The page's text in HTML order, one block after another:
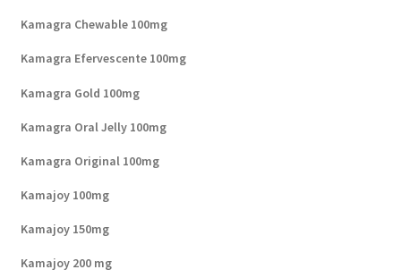
Kamagra Chewable 100mg
Kamagra Efervescente 100mg
Kamagra Gold 100mg
Kamagra Oral Jelly 100mg
Kamagra Original 100mg
Kamajoy 100mg
Kamajoy 150mg
Kamajoy 200 mg